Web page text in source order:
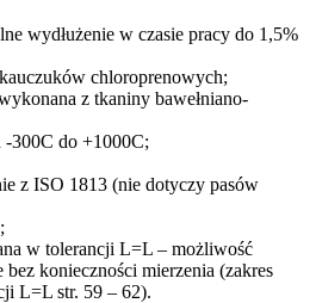
wydłużenie w czasie pracy do 1,5%
chloroprenowych;
z tkaniny bawełniano-
-300C do +1000C;
z ISO 1813 (nie dotyczy pasów
w tolerancji L=L – możliwość
bez konieczności mierzenia (zakres
L=L str. 59 – 62).